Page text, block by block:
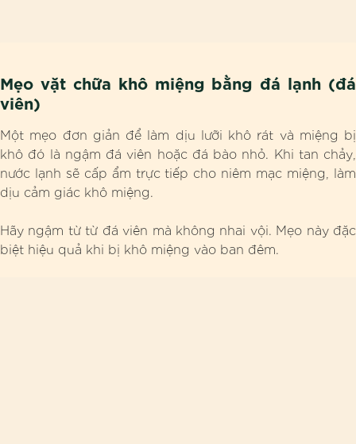
Mẹo vặt chữa khô miệng bằng đá lạnh (đá
viên)
Một mẹo đơn giản để làm dịu lưỡi khô rát và miệng bị
khô đó là ngậm đá viên hoặc đá bào nhỏ. Khi tan chảy,
nước lạnh sẽ cấp ẩm trực tiếp cho niêm mạc miệng, làm
dịu cảm giác khô miệng.
Hãy ngậm từ từ đá viên mà không nhai vội. Mẹo này đặc
biệt hiệu quả khi bị khô miệng vào ban đêm.